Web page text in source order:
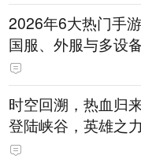
2026年6大热门手
国服、外服与多设
时空回溯，热血归
登陆峡谷，英雄之
斗！